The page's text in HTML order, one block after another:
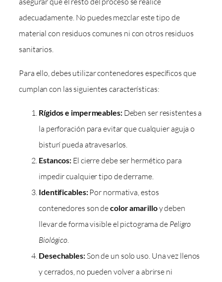
adecuadamente. No puedes mezclar este tipo de
material con residuos comunes ni con otros residuos
sanitarios.
Para ello, debes utilizar contenedores específicos que
cumplan con las siguientes características:
Rígidos e impermeables:Deben ser resistentes a
la perforación para evitar que cualquier aguja o
bisturí pueda atravesarlos.
Estancos: El cierre debe ser hermético para
impedir cualquier tipo de derrame.
Identificables:Por normativa, estos
contenedores son decolor amarilloy deben
llevar de forma visible el pictograma de Peligro
Biológico.
Desechables:Son de un solo uso. Una vez llenos
y cerrados, no pueden volver a abrirse ni